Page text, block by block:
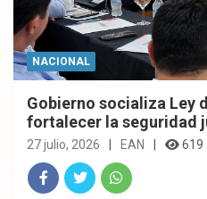
NACIONAL
Gobierno socializa Ley
fortalecer la seguridad
27 julio, 2026 EAN 619